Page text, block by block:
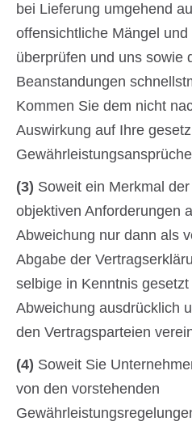
bei Lieferung umgehend
offensichtliche Mängel
überprüfen und uns sowie
Beanstandungen
Kommen Sie dem nicht
Auswirkung auf Ihre
(3) Soweit ein Merkmal
objektiven Anforderungen
Abweichung nur dann als
Abgabe der
selbige in Kenntnis
Abweichung ausdrücklich
den Vertragsparteien
(4) Soweit Sie
von den vorstehenden